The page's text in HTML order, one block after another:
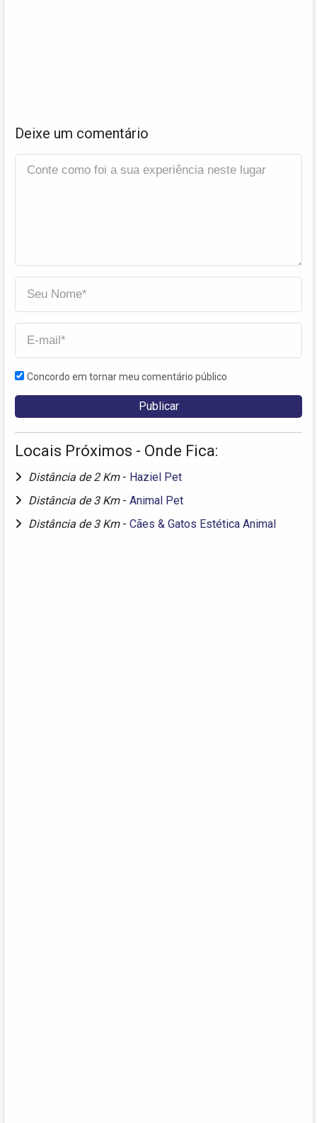
Deixe um comentário
Concordo em tornar meu comentário público
Locais Próximos - Onde Fica:
Distância de 2 Km - Haziel Pet
Distância de 3 Km - Animal Pet
Distância de 3 Km - Cães & Gatos Estética Animal